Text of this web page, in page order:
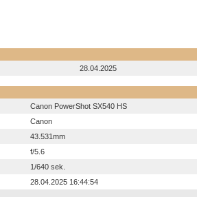
28.04.2025
Canon PowerShot SX540 HS
Canon
43.531mm
f/5.6
1/640 sek.
28.04.2025 16:44:54